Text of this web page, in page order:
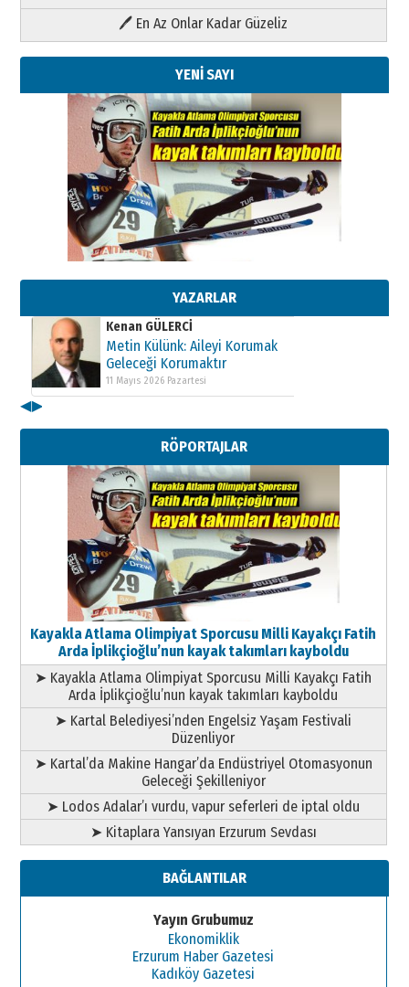
🖊 En Az Onlar Kadar Güzeliz
YENİ SAYI
YAZARLAR
Kenan GÜLERCİ
Metin Külünk: Aileyi Korumak
11 Mayıs 2026 Pazartesi
Kenan GÜLERCİ
Metin Külünk: Aileyi Korumak
Geleceği Korumaktır
11 Mayıs 2026 Pazartesi
Metin Külünk: Aileyi Korumak
Geleceği Korumaktır
11 Mayıs 2026 Pazartesi
◀▶
RÖPORTAJLAR
Kayakla Atlama Olimpiyat Sporcusu Milli Kayakçı Fatih
Arda İplikçioğlu’nun kayak takımları kayboldu
➤ Kayakla Atlama Olimpiyat Sporcusu Milli Kayakçı Fatih
Arda İplikçioğlu’nun kayak takımları kayboldu
➤ Kartal Belediyesi’nden Engelsiz Yaşam Festivali
Düzenliyor
➤ Kartal’da Makine Hangar’da Endüstriyel Otomasyonun
Geleceği Şekilleniyor
➤ Lodos Adalar’ı vurdu, vapur seferleri de iptal oldu
➤ Kitaplara Yansıyan Erzurum Sevdası
BAĞLANTILAR
Yayın Grubumuz
Ekonomiklik
Erzurum Haber Gazetesi
Kadıköy Gazetesi